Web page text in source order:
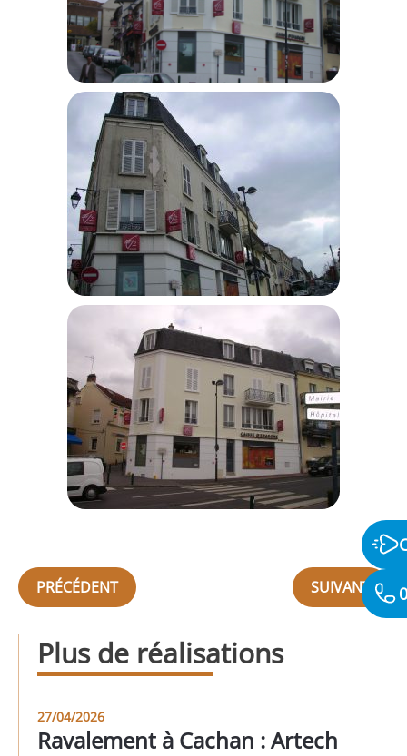
PRÉCÉDENT SUIVANT
Plus de réalisations
27/04/2026
Ravalement à Cachan : Artech